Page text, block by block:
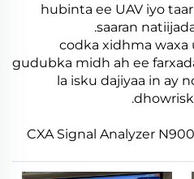
hubinta ee UAV iyo
saaran
2. codka xidhma
gudubka midh ah ee
la isku dajiyaa in ay
CXA Signal Analyzer